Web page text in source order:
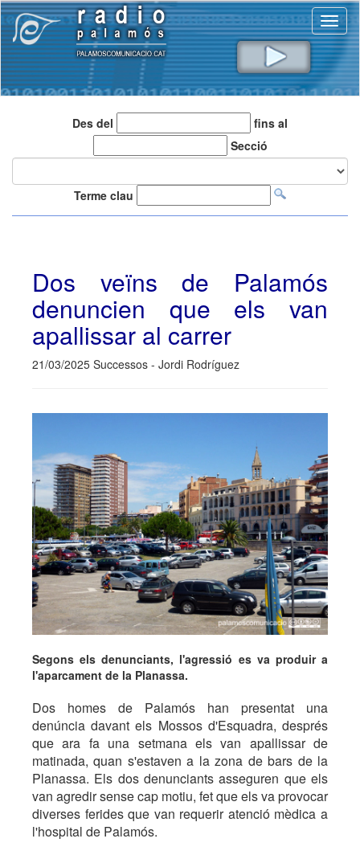
Des del
fins al
Secció
Terme clau
Dos veïns de Palamós
denuncien que els van
apallissar al carrer
21/03/2025 Successos - Jordi Rodríguez
Segons els denunciants, l'agressió es va produir a
l'aparcament de la Planassa.
Dos homes de Palamós han presentat una
denúncia davant els Mossos d'Esquadra, després
que ara fa una setmana els van apallissar de
matinada, quan s'estaven a la zona de bars de la
Planassa. Els dos denunciants asseguren que els
van agredir sense cap motiu, fet que els va provocar
diverses ferides que van requerir atenció mèdica a
l'hospital de Palamós.